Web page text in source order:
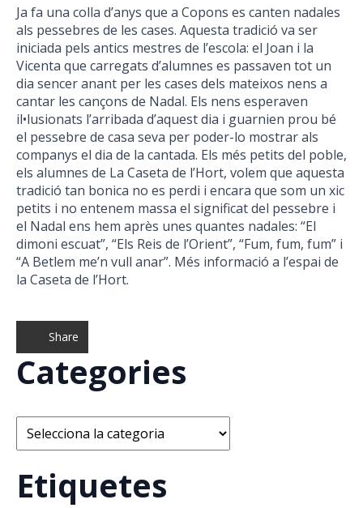
Ja fa una colla d’anys que a Copons es canten nadales
als pessebres de les cases. Aquesta tradició va ser
iniciada pels antics mestres de l’escola: el Joan i la
Vicenta que carregats d’alumnes es passaven tot un
dia sencer anant per les cases dels mateixos nens a
cantar les cançons de Nadal. Els nens esperaven
il•lusionats l’arribada d’aquest dia i guarnien prou bé
el pessebre de casa seva per poder-lo mostrar als
companys el dia de la cantada. Els més petits del poble,
els alumnes de La Caseta de l’Hort, volem que aquesta
tradició tan bonica no es perdi i encara que som un xic
petits i no entenem massa el significat del pessebre i
el Nadal ens hem après unes quantes nadales: “El
dimoni escuat”, “Els Reis de l’Orient”, “Fum, fum, fum” i
“A Betlem me’n vull anar”. Més informació a l’espai de
la Caseta de l’Hort.
Share
Categories
Categories
Etiquetes